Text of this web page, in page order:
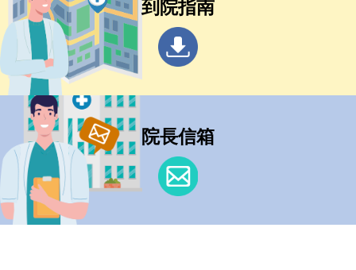
到院指南
院長信箱